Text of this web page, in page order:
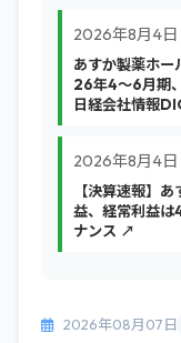
2026年8月4日
あすか製薬ホ
26年4～6月期
日経会社情報
2026年8月4日
【決算速報】
益、経常利益
ナンス ↗
2026年08月07日